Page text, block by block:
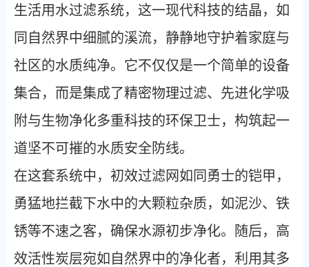
生活用水过滤系统，这一现代科技的结晶，如
同自然界中细腻的溪流，静静地守护着家庭与
社区的水质纯净。它不仅仅是一个简单的设备
集合，而是集成了精密物理过滤、先进化学吸
附与生物净化多重科技的环保卫士，构筑起一
道坚不可摧的水质安全防线。
在这套系统中，初效过滤网如同勇士的铠甲，
勇猛地拦截下水中的大颗粒杂质，如泥沙、铁
锈等不速之客，确保水源初步净化。随后，高
效活性炭层宛如自然界中的净化者，利用其多